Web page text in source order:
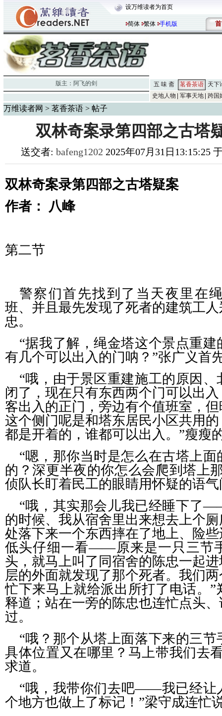
设万维读者为首页
简体 繁体 手机版 首
版主： 阿飞的剑 五 味 斋 茗香茶语
天下
史地人物
军事天地 跨国
万维读者网 > 茗香茶语 > 帖子
双林奇案录第四部之古塔
送交者: bafeng1202 2025年07月31日13:15:25
双林奇案录第四部之古塔疑案
作者： 八峰
第二节
警察们首先找到了当天夜里在
班、并且最先发现了死者的建筑工
忠。
“据我了解，绳金塔这个景点重
有几个可以出入的门呐？”张广义首
“哦，由于景区重建施工的原因
闭了，现在只有东西两个门可以出
客出入的正门，旁边有个值班室，
这个侧门呢是和塔东居民小区共用
都是开着的，谁都可以出入。”瘦瘦
“嗯，那你当时是怎么在古塔上
的？深更半夜的你怎么会爬到塔上
侦队长盯着民工的眼睛用怀疑的语
“哦，其实那会儿我已经睡下了
的时候、我从宿舍里出来想去上个
处落下来一个东西摔在了地上、险
低头仔细一看——原来是一只三节
头，就马上叫了同宿舍的陈忠一起
层的外面就发现了那个死者。我们
忙下来马上就给派出所打了电话。
释道；站在一旁的陈忠也连忙点头
过。
“哦？那个从塔上面落下来的三
具体位置又在哪里？马上带我们去
求道。
“哦，我带你们去吧——我已经让
个地方也做上了标记！”梁守成连忙